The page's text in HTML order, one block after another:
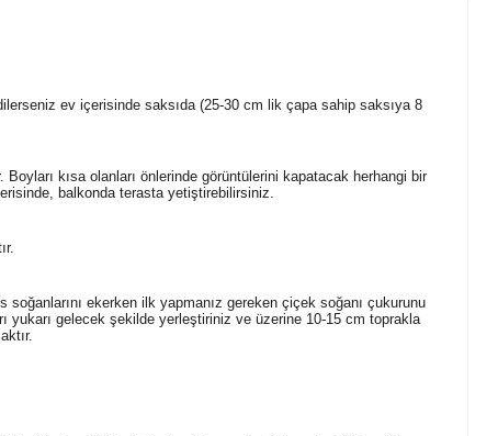
ev içerisinde saksıda (25-30 cm lik çapa sahip saksıya 8
kısa olanları önlerinde görüntülerini kapatacak herhangi bir
balkonda terasta yetiştirebilirsiniz.
ekerken ilk yapmanız gereken çiçek soğanı çukurunu
yukarı gelecek şekilde yerleştiriniz ve üzerine 10-15 cm toprakla